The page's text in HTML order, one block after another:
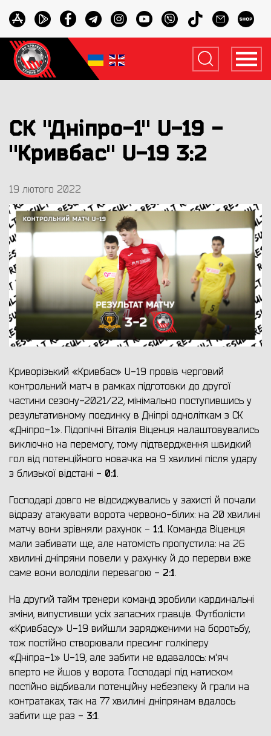
СК "Дніпро-1" U-19 -
"Кривбас" U-19 3:2
19 лютого 2022
Криворізький «Кривбас» U-19 провів черговий
контрольний матч в рамках підготовки до другої
частини сезону-2021/22, мінімально поступившись у
результативному поєдинку в Дніпрі одноліткам з СК
«Дніпро-1». Підопічні Віталія Віценця налаштовувались
виключно на перемогу, тому підтвердження швидкий
гол від потенційного новачка на 9 хвилині після удару
з близької відстані - 0:1.
Господарі довго не відсиджувались у захисті й почали
відразу атакувати ворота червоно-білих: на 20 хвилині
матчу вони зрівняли рахунок - 1:1. Команда Віценця
мали забивати ще, але натомість пропустила: на 26
хвилині дніпряни повели у рахунку й до перерви вже
саме вони володіли перевагою - 2:1.
На другий тайм тренери команд зробили кардинальні
зміни, випустивши усіх запасних гравців. Футболісти
«Кривбасу» U-19 вийшли зарядженими на боротьбу,
тож постійно створювали пресинг голкіперу
«Дніпра-1» U-19, але забити не вдавалось: м'яч
вперто не йшов у ворота. Господарі під натиском
постійно відбивали потенційну небезпеку й грали на
контратаках, так на 77 хвилині дніпрянам вдалось
забити ще раз - 3:1.